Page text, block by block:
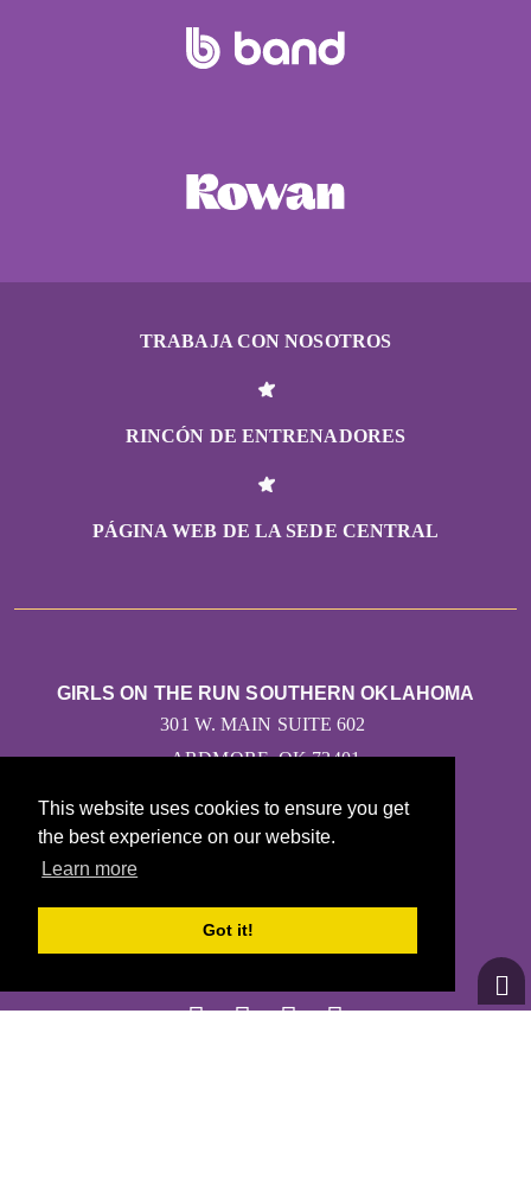
This website uses cookies to ensure you get
the best experience on our website.
Learn more
Got it!
TRABAJA CON NOSOTROS
RINCÓN DE ENTRENADORES
PÁGINA WEB DE LA SEDE CENTRAL
CONTÁCTANOS
GIRLS ON THE RUN SOUTHERN OKLAHOMA
301 W. MAIN SUITE 602
ARDMORE, OK 73401